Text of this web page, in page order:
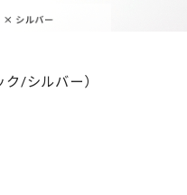
/シルバー）